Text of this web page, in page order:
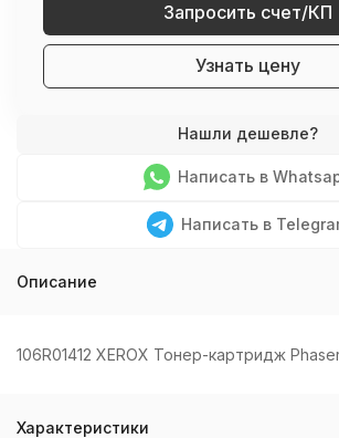
Запросить счет/КП
Узнать цену
Написать в
Написать в
Описание
106R01412 XEROX Тонер-картридж
Характеристики